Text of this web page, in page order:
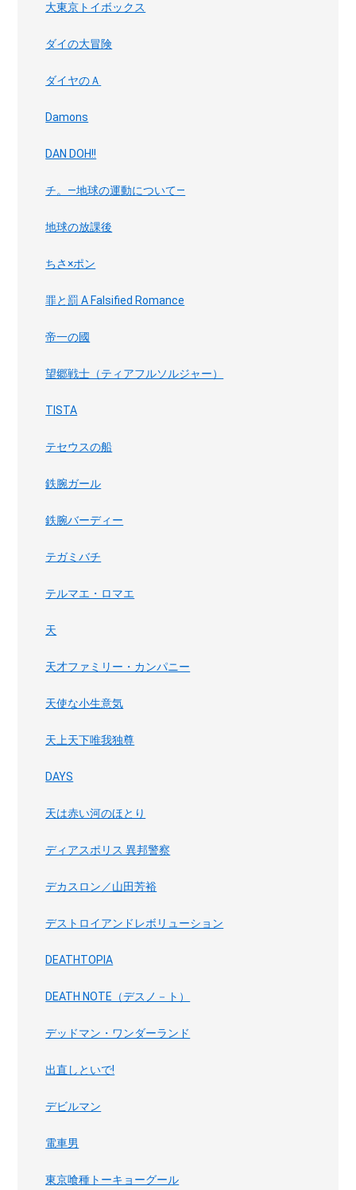
大東京トイボックス
ダイの大冒険
ダイヤのＡ
Damons
DAN DOH!!
チ。―地球の運動について―
地球の放課後
ちさ×ポン
罪と罰 A Falsified Romance
帝一の國
望郷戦士（ティアフルソルジャー）
TISTA
テセウスの船
鉄腕ガール
鉄腕バーディー
テガミバチ
テルマエ・ロマエ
天
天才ファミリー・カンパニー
天使な小生意気
天上天下唯我独尊
DAYS
天は赤い河のほとり
ディアスポリス 異邦警察
デカスロン／山田芳裕
デストロイアンドレボリューション
DEATHTOPIA
DEATH NOTE（デスノ－ト）
デッドマン・ワンダーランド
出直しといで!
デビルマン
電車男
東京喰種トーキョーグール